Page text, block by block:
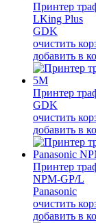
Принтер
LKing Plus
GDK
очистить
добавить в
Принтер
GDK
очистить
добавить в
Принтер
NPM-GP/L
Panasonic
очистить
добавить в